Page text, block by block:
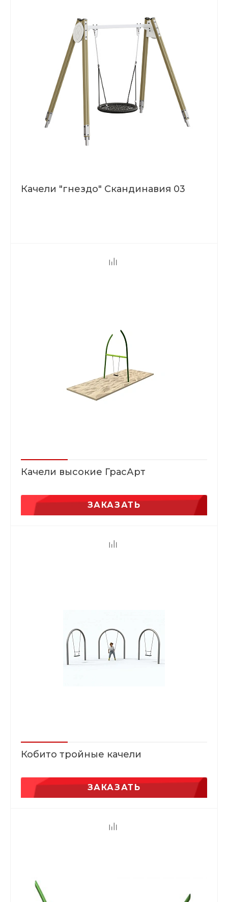
Качели "гнездо" Скандинавия 03
Качели высокие ГрасАрт
ЗАКАЗАТЬ
Кобито тройные качели
ЗАКАЗАТЬ